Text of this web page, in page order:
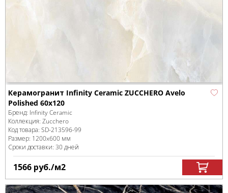
Керамогранит Infinity Ceramic ZUCCHERO Avelo
Polished 60x120
Бренд: Infinity Ceramic
Коллекция: Zucchero
Код товара: SD-213596-99
Размер: 1200x600 мм
Сроки доставки: 30 дней
1566 руб./м2